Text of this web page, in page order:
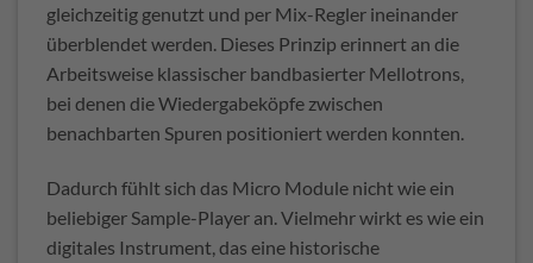
gleichzeitig genutzt und per Mix-Regler ineinander
überblendet werden. Dieses Prinzip erinnert an die
Arbeitsweise klassischer bandbasierter Mellotrons,
bei denen die Wiedergabeköpfe zwischen
benachbarten Spuren positioniert werden konnten.
Dadurch fühlt sich das Micro Module nicht wie ein
beliebiger Sample-Player an. Vielmehr wirkt es wie ein
digitales Instrument, das eine historische